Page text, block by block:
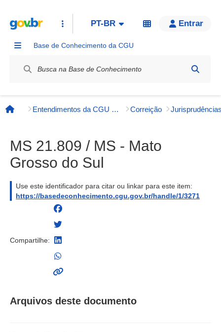
PT-BR Entrar
Base de Conhecimento da CGU
Página inicial
Entendimentos da CGU e órgãos externos Correição
MS 21.809 / MS - Mato
Grosso do Sul
Use este identificador para citar ou linkar para este item:
https://basedeconhecimento.cgu.gov.br/handle/1/3271
Compartilhe:
Arquivos deste documento